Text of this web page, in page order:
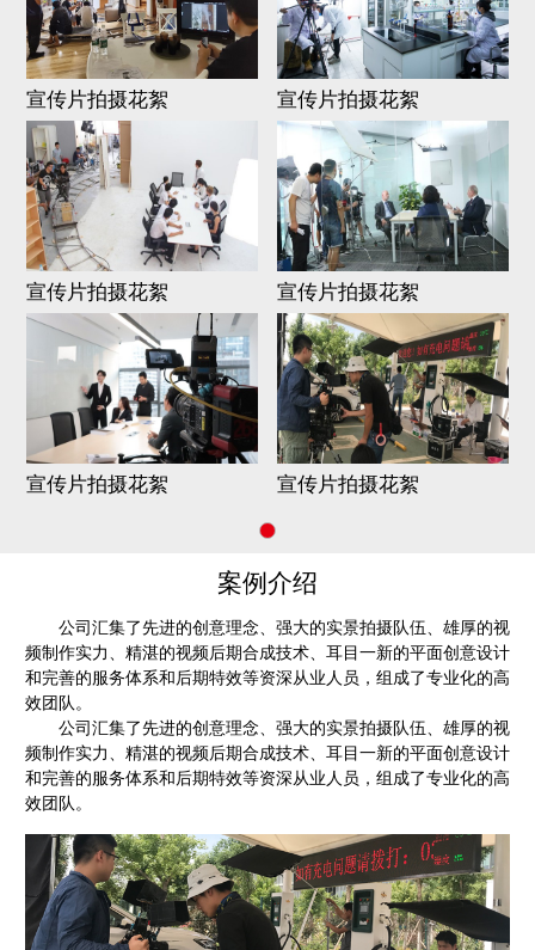
宣传片拍摄花絮 宣传片拍摄花絮
宣传片拍摄花絮 宣传片拍摄花絮
宣传片拍摄花絮 宣传片拍摄花絮
案例介绍
公司汇集了先进的创意理念、强大的实景拍摄队伍、雄厚的视
频制作实力、精湛的视频后期合成技术、耳目一新的平面创意设计
和完善的服务体系和后期特效等资深从业人员，组成了专业化的高
效团队。
公司汇集了先进的创意理念、强大的实景拍摄队伍、雄厚的视
频制作实力、精湛的视频后期合成技术、耳目一新的平面创意设计
和完善的服务体系和后期特效等资深从业人员，组成了专业化的高
效团队。